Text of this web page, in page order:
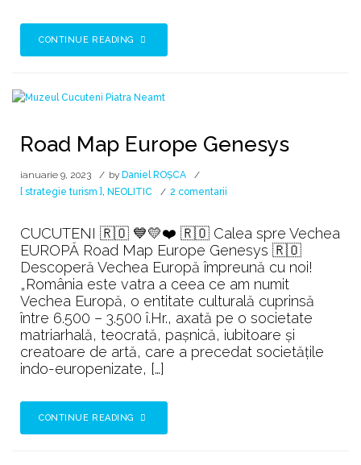
CONTINUE READING
Road Map Europe Genesys
ianuarie 9, 2023 by Daniel ROȘCA
[ strategie turism ] , NEOLITIC 2 comentarii
Map
Europe
Genesys
CUCUTENI 🇷🇴 💙💛❤️ 🇷🇴 Calea spre Vechea
EUROPĂ Road Map Europe Genesys 🇷🇴
Descoperă Vechea Europă împreună cu noi!
„România este vatra a ceea ce am numit
Vechea Europă, o entitate culturală cuprinsă
între 6.500 – 3.500 î.Hr., axată pe o societate
matriarhală, teocrată, paşnică, iubitoare şi
creatoare de artă, care a precedat societăţile
indo-europenizate, […]
CONTINUE READING